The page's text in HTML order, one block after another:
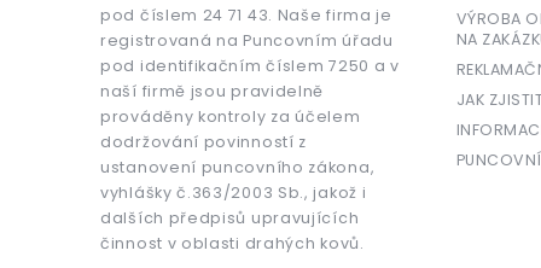
pod číslem 24 71 43. Naše firma je
registrovaná na Puncovním úřadu
pod identifikačním číslem 7250 a v
naší firmě jsou pravidelně
prováděny kontroly za účelem
dodržování povinností z
ustanovení puncovního zákona,
vyhlášky č.363/2003 Sb., jakož i
dalších předpisů upravujících
činnost v oblasti drahých kovů.
VÝROBA
NA
JAK